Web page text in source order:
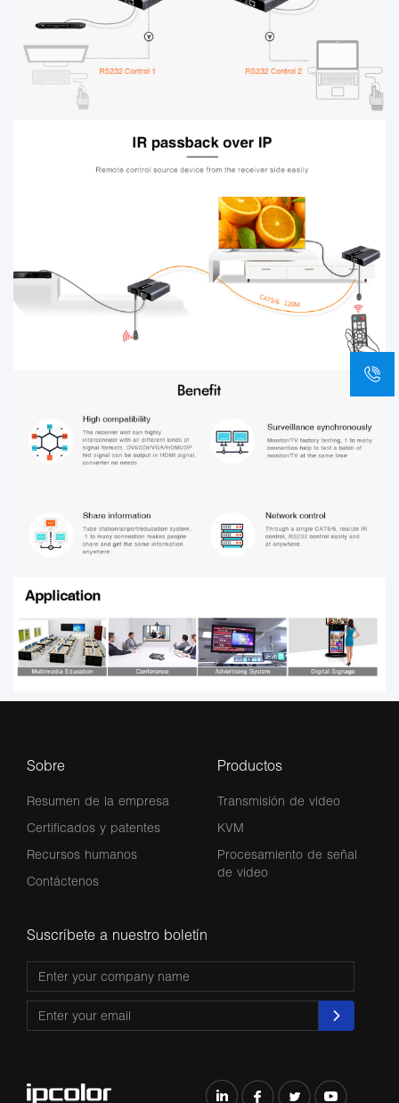
Sobre
Resumen de la empresa
Certificados y patentes
Recursos humanos
Contáctenos
Productos
Transmisión de video
KVM
Procesamiento de señal
de video
Suscríbete a nuestro boletín